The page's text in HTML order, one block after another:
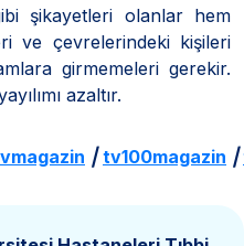
şikayetleri olanlar hem
ve çevrelerindeki kişileri
girmemeleri gerekir.
azaltır.
| tv100magazin |